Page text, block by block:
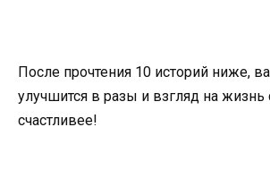
После прочтения 10 историй ниже,
улучшится в разы и взгляд на жизнь
счастливее!